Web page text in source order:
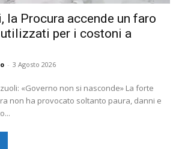
la Procura accende un faro
per i costoni a
- 3 Agosto 2026
«Governo non si nasconde» La forte
non ha provocato soltanto paura, danni e